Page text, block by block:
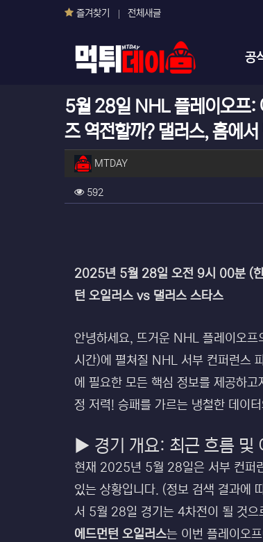
즐겨찾기 전체새글
메공
5월 28일 NHL 플레이오프:
즈 역전할까? 댈러스, 홈에
작성자 정보
MTDAY작성
컨텐츠 정보
592조회
2025년 5월 28일 오전 9시 00분 (
턴 오일러스 vs 댈러스 스타스
안녕하세요, 뜨거운 NHL 플레이오
시간)에 펼쳐질 NHL 서부 컨퍼런스
에 필요한 모든 핵심 정보를 제공하
정 저력! 승패를 가르는 냉철한 데이
▶ 경기 개요: 최근 흐름 및
현재 2025년 5월 28일은 서부 컨퍼
있는 상황입니다. (정보 검색 결과에
서 5월 28일 경기는 4차전이 될 것으
에드먼턴 오일러스는 이번 플레이오